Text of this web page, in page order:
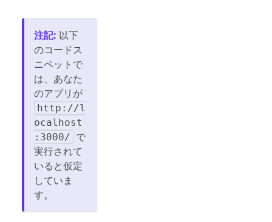
注記: 以下
のコードス
ニペットで
は、あなた
のアプリが
http://l
ocalhost
:3000/ で
実行されて
いると仮定
していま
す。